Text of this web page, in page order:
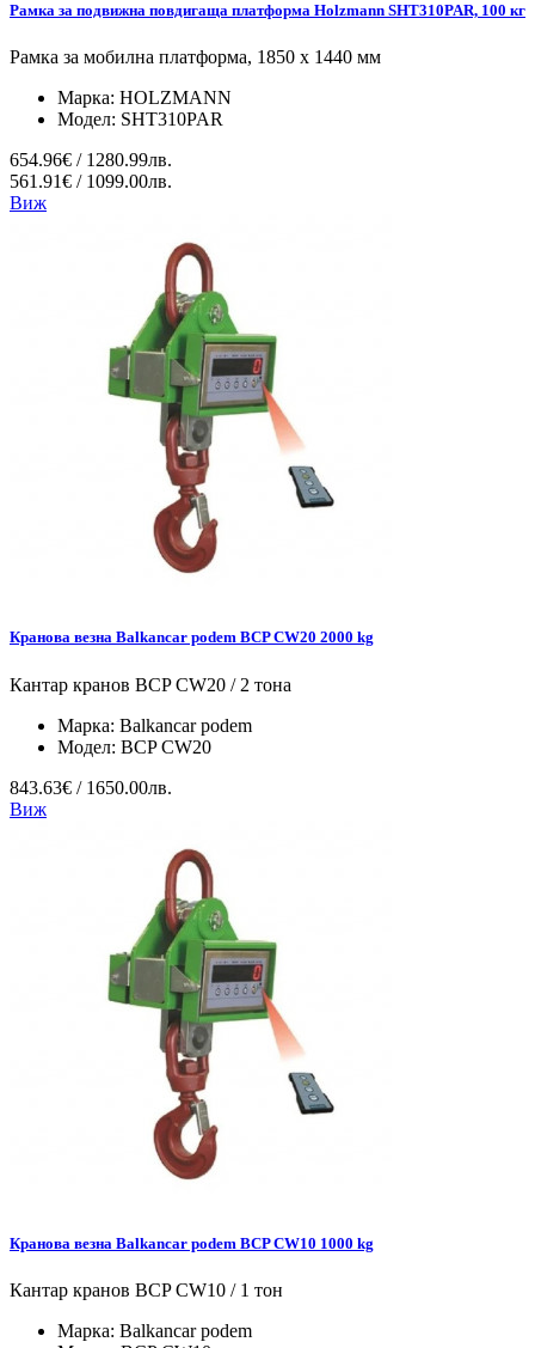
Рамка за подвижна повдигаща платформа Holzmann SHT310PAR, 100 кг
Рамка за мобилна платформа, 1850 х 1440 мм
Марка: HOLZMANN
Модел: SHT310PAR
654.96€ / 1280.99лв.
561.91€ / 1099.00лв.
Виж
Кранова везна Balkancar podem BCP CW20 2000 kg
Кантар кранов BCP CW20 / 2 тона
Марка: Balkancar podem
Модел: BCP CW20
843.63€ / 1650.00лв.
Виж
Кранова везна Balkancar podem BCP CW10 1000 kg
Кантар кранов BCP CW10 / 1 тон
Марка: Balkancar podem